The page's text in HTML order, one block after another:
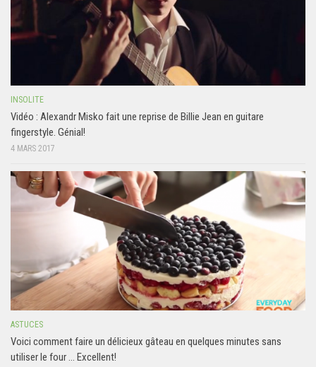
INSOLITE
Vidéo : Alexandr Misko fait une reprise de Billie Jean en guitare
fingerstyle. Génial!
4 MARS 2017
ASTUCES
Voici comment faire un délicieux gâteau en quelques minutes sans
utiliser le four … Excellent!